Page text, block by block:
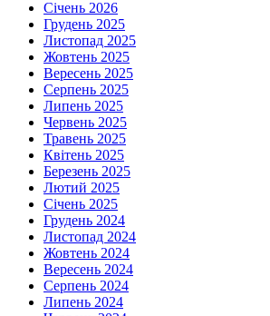
Січень 2026
Грудень 2025
Листопад 2025
Жовтень 2025
Вересень 2025
Серпень 2025
Липень 2025
Червень 2025
Травень 2025
Квітень 2025
Березень 2025
Лютий 2025
Січень 2025
Грудень 2024
Листопад 2024
Жовтень 2024
Вересень 2024
Серпень 2024
Липень 2024